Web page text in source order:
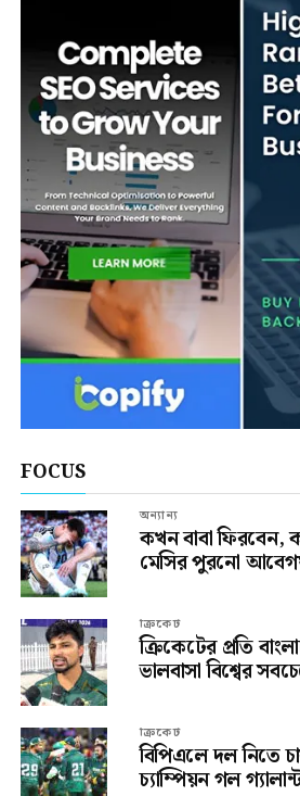
FOCUS
অন্যান্য
কখন বাবা ফিরবেন,
মেসির পুরনো
ক্রিকেট
ক্রিকেটের প্রতি
ভালবাসা বিশ্বের
ক্রিকেট
বিপিএলে দল নিতে
চ্যাম্পিয়ন গল